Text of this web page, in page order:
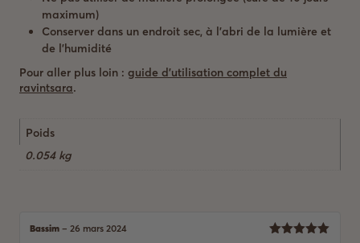
maximum)
Conserver dans un endroit sec, à l’abri de la lumière et
de l’humidité
Pour aller plus loin : guide d’utilisation complet du
ravintsara.
Poids
0.054 kg
Bassim – 26 mars 2024